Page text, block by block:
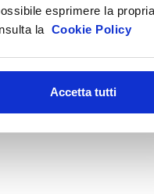
esprimere la
la Cookie Policy
Accetta tutti